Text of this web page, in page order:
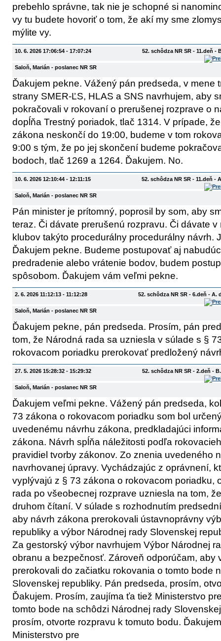
prebehlo správne, tak nie je schopné si
vy tu budete hovoriť o tom, že akí my sme
mýlite vy.
10. 6. 2026 17:06:54 - 17:07:24 52. schôdza NR SR - 11.deň -
Saloň, Marián - poslanec NR SR
Ďakujem pekne. Vážený pán predseda, v mene
strany SMER-ĽS, HLAS a SNS navrhujem, aby
pokračovali v rokovaní o prerušenej rozprave o
dopĺňa Trestný poriadok, tlač 1314. V prípade,
zákona neskončí do 19:00, budeme v tom
9:00 s tým, že po jej skončení budeme
bodoch, tlač 1269 a 1264. Ďakujem. No.
10. 6. 2026 12:10:44 - 12:11:15 52. schôdza NR SR - 11.deň -
Saloň, Marián - poslanec NR SR
Pán minister je prítomný, poprosil by som, aby
teraz. Či dávate prerušenú rozpravu. Či dávate
klubov takýto procedurálny procedurálny návrh.
Ďakujem pekne. Budeme postupovať aj
predradenie alebo vrátenie bodov, budem
spôsobom. Ďakujem vám veľmi pekne.
2. 6. 2026 11:12:13 - 11:12:28 52. schôdza NR SR - 6.deň - A.
Saloň, Marián - poslanec NR SR
Ďakujem pekne, pán predseda. Prosím, pán
tom, že Národná rada sa uzniesla v súlade s §
rokovacom poriadku prerokovať predložený
27. 5. 2026 15:28:32 - 15:29:32 52. schôdza NR SR - 2.deň -
Saloň, Marián - poslanec NR SR
Ďakujem veľmi pekne. Vážený pán predseda,
73 zákona o rokovacom poriadku som bol
uvedenému návrhu zákona, predkladajúci
zákona. Návrh spĺňa náležitosti podľa
pravidiel tvorby zákonov. Zo znenia uvedeného
navrhovanej úpravy. Vychádzajúc z oprávnení,
vyplývajú z § 73 zákona o rokovacom poriadku,
rada po všeobecnej rozprave uzniesla na tom,
druhom čítaní. V súlade s rozhodnutím
aby návrh zákona prerokovali ústavnoprávny
republiky a výbor Národnej rady Slovenskej
Za gestorský výbor navrhujem Výbor Národnej
obranu a bezpečnosť. Zároveň odporúčam, aby
prerokovali do začiatku rokovania o tomto bode
Slovenskej republiky. Pán predseda, prosím,
Ďakujem. Prosím, zaujíma ťa tiež Ministerstvo
tomto bode na schôdzi Národnej rady
prosím, otvorte rozpravu k tomuto bodu.
Ministerstvo pre